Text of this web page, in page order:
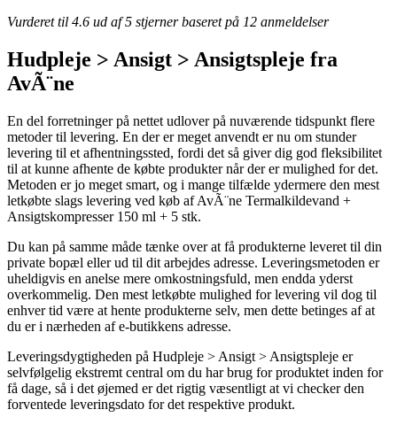
Vurderet til 4.6 ud af 5 stjerner baseret på 12 anmeldelser
Hudpleje > Ansigt > Ansigtspleje fra
AvÃ¨ne
En del forretninger på nettet udlover på nuværende tidspunkt flere
metoder til levering. En der er meget anvendt er nu om stunder
levering til et afhentningssted, fordi det så giver dig god fleksibilitet
til at kunne afhente de købte produkter når der er mulighed for det.
Metoden er jo meget smart, og i mange tilfælde ydermere den mest
letkøbte slags levering ved køb af AvÃ¨ne Termalkildevand +
Ansigts­kompresser 150 ml + 5 stk.
Du kan på samme måde tænke over at få produkterne leveret til din
private bopæl eller ud til dit arbejdes adresse. Leveringsmetoden er
uheldigvis en anelse mere omkostningsfuld, men endda yderst
overkommelig. Den mest letkøbte mulighed for levering vil dog til
enhver tid være at hente produkterne selv, men dette betinges af at
du er i nærheden af e-butikkens adresse.
Leveringsdygtigheden på Hudpleje > Ansigt > Ansigtspleje er
selvfølgelig ekstremt central om du har brug for produktet inden for
få dage, så i det øjemed er det rigtig væsentligt at vi checker den
forventede leveringsdato for det respektive produkt.